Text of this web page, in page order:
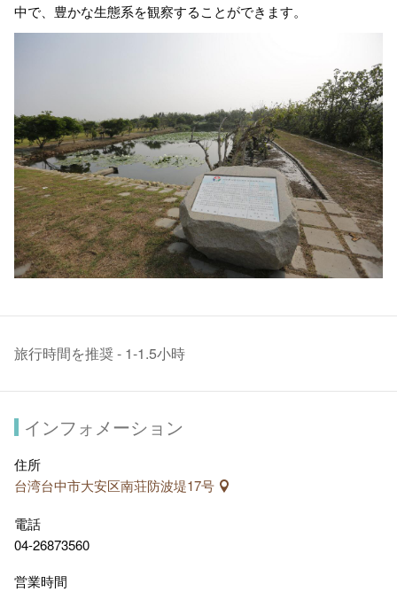
中で、豊かな生態系を観察することができます。
旅行時間を推奨 - 1-1.5小時
インフォメーション
住所
台湾台中市大安区南荘防波堤17号
電話
04-26873560
営業時間